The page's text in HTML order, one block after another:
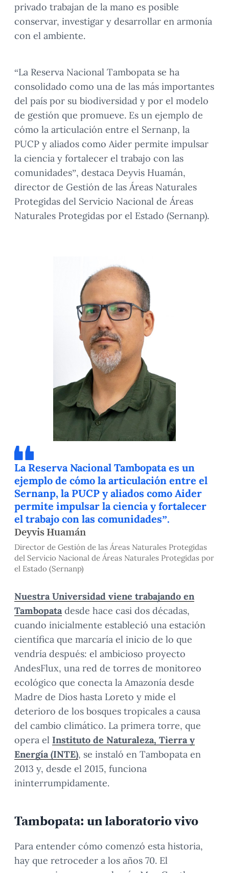
privado trabajan de la mano es posible
conservar, investigar y desarrollar en armonía
con el ambiente.
“La Reserva Nacional Tambopata se ha
consolidado como una de las más importantes
del país por su biodiversidad y por el modelo
de gestión que promueve. Es un ejemplo de
cómo la articulación entre el Sernanp, la
PUCP y aliados como Aider permite impulsar
la ciencia y fortalecer el trabajo con las
comunidades”, destaca Deyvis Huamán,
director de Gestión de las Áreas Naturales
Protegidas del Servicio Nacional de Áreas
Naturales Protegidas por el Estado (Sernanp).
La Reserva Nacional Tambopata es un
ejemplo de cómo la articulación entre el
Sernanp, la PUCP y aliados como Aider
permite impulsar la ciencia y fortalecer
el trabajo con las comunidades”.
Deyvis Huamán
Director de Gestión de las Áreas Naturales Protegidas
del Servicio Nacional de Áreas Naturales Protegidas por
el Estado (Sernanp)
Nuestra Universidad viene trabajando en
Tambopatadesde hace casi dos décadas,
cuando inicialmente estableció una estación
científica que marcaría el inicio de lo que
vendría después: el ambicioso proyecto
AndesFlux, una red de torres de monitoreo
ecológico que conecta la Amazonía desde
Madre de Dios hasta Loreto y mide el
deterioro de los bosques tropicales a causa
del cambio climático. La primera torre, que
opera el Instituto de Naturaleza, Tierra y
Energía (INTE), se instaló en Tambopata en
2013 y, desde el 2015, funciona
ininterrumpidamente.
Tambopata: un laboratorio vivo
Para entender cómo comenzó esta historia,
hay que retroceder a los años 70. El